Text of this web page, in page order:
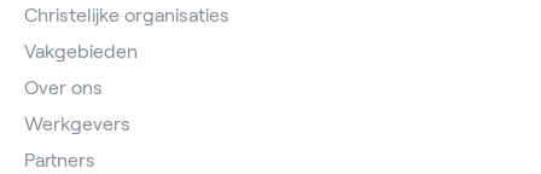
Christelijke organisaties
Vakgebieden
Over ons
Werkgevers
Partners